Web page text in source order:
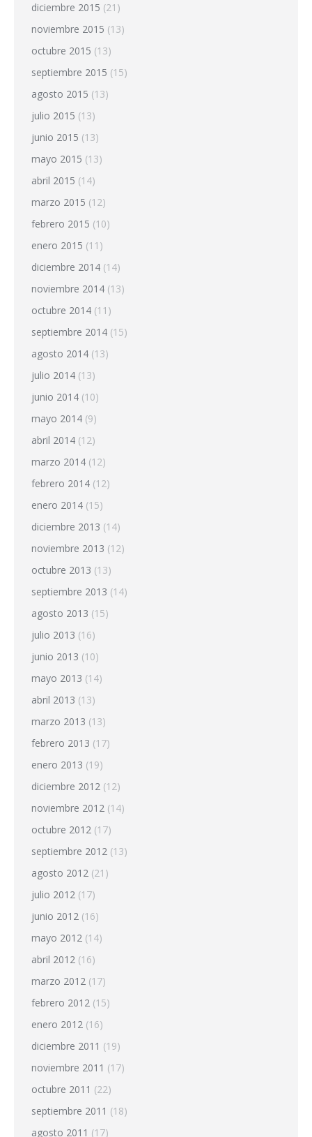
diciembre 2015 (21)
noviembre 2015 (13)
octubre 2015 (13)
septiembre 2015 (15)
agosto 2015 (13)
julio 2015 (13)
junio 2015 (13)
mayo 2015 (13)
abril 2015 (14)
marzo 2015 (12)
febrero 2015 (10)
enero 2015 (11)
diciembre 2014 (14)
noviembre 2014 (13)
octubre 2014 (11)
septiembre 2014 (15)
agosto 2014 (13)
julio 2014 (13)
junio 2014 (10)
mayo 2014 (9)
abril 2014 (12)
marzo 2014 (12)
febrero 2014 (12)
enero 2014 (15)
diciembre 2013 (14)
noviembre 2013 (12)
octubre 2013 (13)
septiembre 2013 (14)
agosto 2013 (15)
julio 2013 (16)
junio 2013 (10)
mayo 2013 (14)
abril 2013 (13)
marzo 2013 (13)
febrero 2013 (17)
enero 2013 (19)
diciembre 2012 (12)
noviembre 2012 (14)
octubre 2012 (17)
septiembre 2012 (13)
agosto 2012 (21)
julio 2012 (17)
junio 2012 (16)
mayo 2012 (14)
abril 2012 (16)
marzo 2012 (17)
febrero 2012 (15)
enero 2012 (16)
diciembre 2011 (19)
noviembre 2011 (17)
octubre 2011 (22)
septiembre 2011 (18)
agosto 2011 (17)